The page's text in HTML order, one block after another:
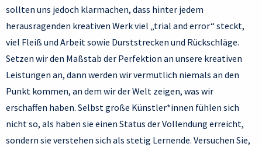
sollten uns jedoch klarmachen, dass hinter jedem
herausragenden kreativen Werk viel „trial and error“ steckt,
viel Fleiß und Arbeit sowie Durststrecken und Rückschläge.
Setzen wir den Maßstab der Perfektion an unsere kreativen
Leistungen an, dann werden wir vermutlich niemals an den
Punkt kommen, an dem wir der Welt zeigen, was wir
erschaffen haben. Selbst große Künstler*innen fühlen sich
nicht so, als haben sie einen Status der Vollendung erreicht,
sondern sie verstehen sich als stetig Lernende. Versuchen Sie,